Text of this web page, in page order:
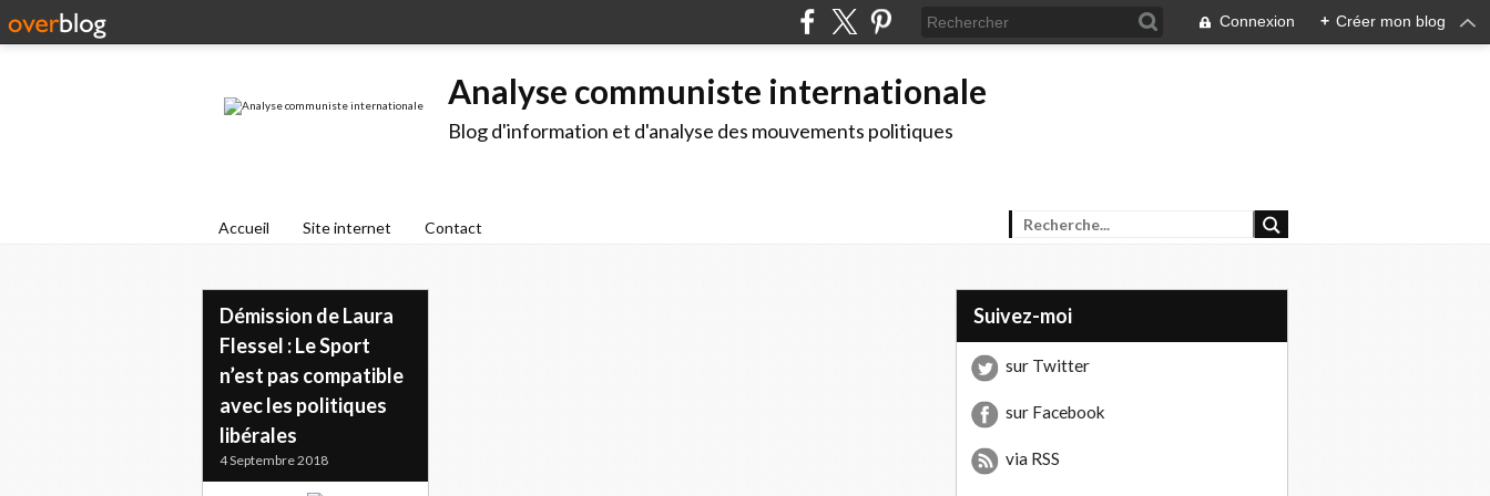
Connexion + Créer mon blog
Analyse communiste internationale
Blog d'information et d'analyse des mouvements politiques
Accueil Site internet Contact
Démission de Laura
Flessel : Le Sport
n’est pas compatible
avec les politiques
libérales
4 Septembre 2018
Suivez-moi
sur Twitter
sur Facebook
via RSS